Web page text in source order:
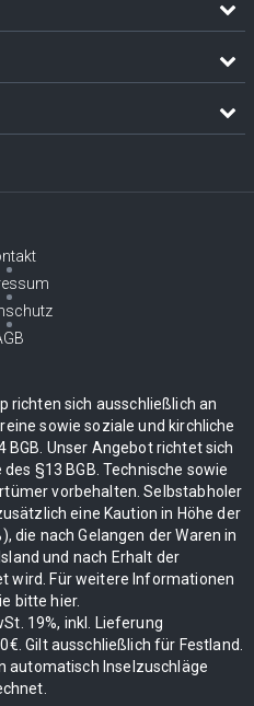
richten sich ausschließlich an
sowie soziale und kirchliche
Unser Angebot richtet sich
§13 BGB. Technische sowie
vorbehalten. Selbstabholer
eine Kaution in Höhe der
die nach Gelangen der Waren in
und nach Erhalt der
wird. Für weitere Informationen
bitte hier.
19%, inkl. Lieferung
Gilt ausschließlich für Festland.
automatisch Inselzuschläge